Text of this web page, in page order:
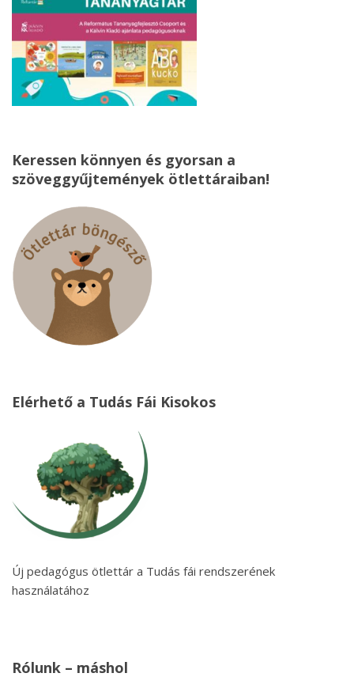
Keressen könnyen és gyorsan a
szöveggyűjtemények ötlettáraiban!
Elérhető a Tudás Fái Kisokos
Új pedagógus ötlettár a Tudás fái rendszerének
használatához
Rólunk – máshol